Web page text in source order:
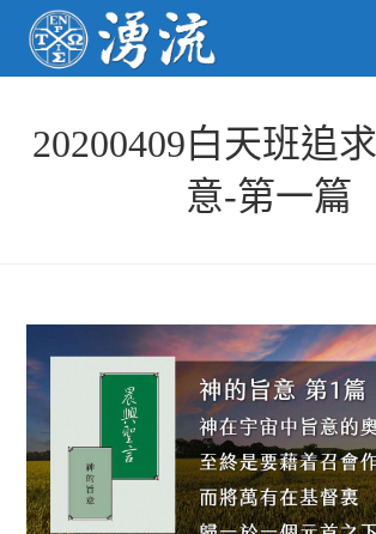
content
20200409白天班追
意-第一篇